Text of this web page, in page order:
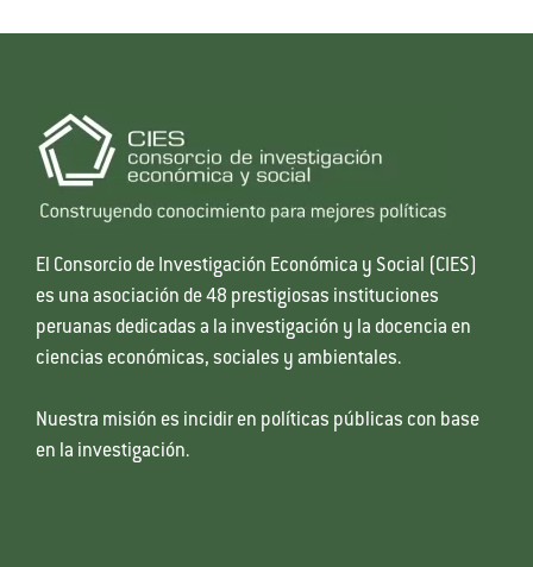
El Consorcio de Investigación Económica y Social (CIES)
es una asociación de 48 prestigiosas instituciones
peruanas dedicadas a la investigación y la docencia en
ciencias económicas, sociales y ambientales.
Nuestra misión es incidir en políticas públicas con base
en la investigación.